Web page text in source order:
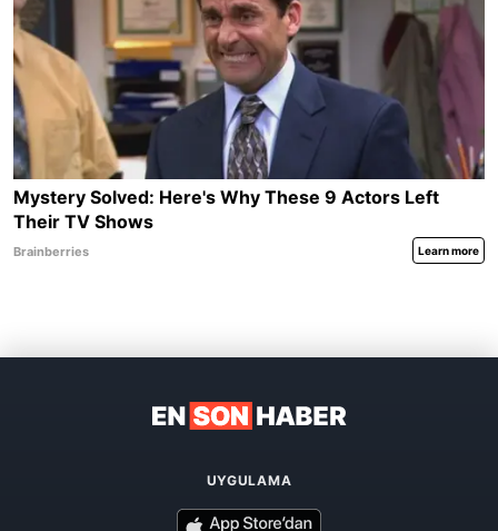
UYGULAMA